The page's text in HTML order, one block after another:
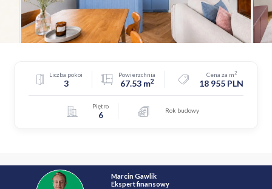
Liczba pokoi
3
Powierzchnia
67.53 m2
Cena za m2
18 955 PLN
Piętro
6 Rok budowy
Marcin Gawlik
Ekspert finansowy